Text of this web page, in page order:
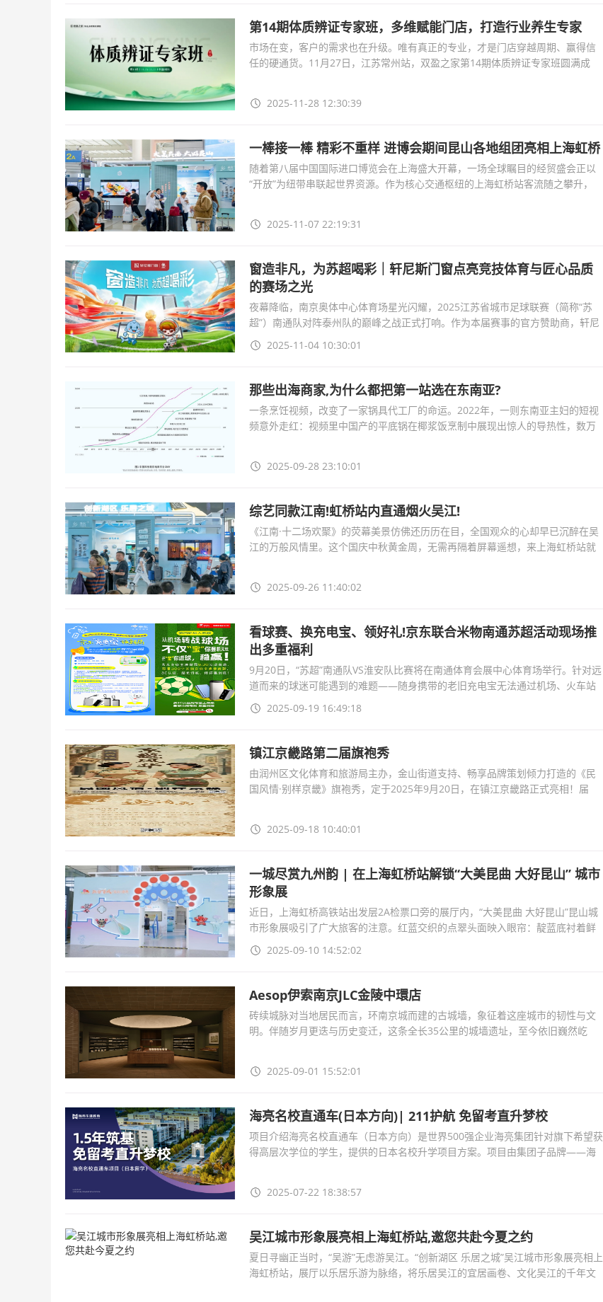
第14期体质辨证专家班，多维赋能门店，打造行业养生专家
市场在变，客户的需求也在升级。唯有真正的专业，才是门店穿越周期、赢得信
任的硬通货。11月27日，江苏常州站，双盈之家第14期体质辨证专家班圆满成
2025-11-28 12:30:39
一棒接一棒 精彩不重样 进博会期间昆山各地组团亮相上海虹桥
随着第八届中国国际进口博览会在上海盛大开幕，一场全球瞩目的经贸盛会正以
“开放”为纽带串联起世界资源。作为核心交通枢纽的上海虹桥站客流随之攀升，
2025-11-07 22:19:31
窗造非凡，为苏超喝彩｜轩尼斯门窗点亮竞技体育与匠心品质
的赛场之光
夜幕降临，南京奥体中心体育场星光闪耀，2025江苏省城市足球联赛（简称“苏
超”）南通队对阵泰州队的巅峰之战正式打响。作为本届赛事的官方赞助商，轩尼
斯门窗以“窗造非凡，为苏超喝彩
2025-11-04 10:30:01
那些出海商家,为什么都把第一站选在东南亚?
一条烹饪视频，改变了一家锅具代工厂的命运。2022年，一则东南亚主妇的短视
频意外走红：视频里中国产的平底锅在椰浆饭烹制中展现出惊人的导热性，数万
2025-09-28 23:10:01
综艺同款江南!虹桥站内直通烟火吴江!
《江南·十二场欢聚》的荧幕美景仿佛还历历在目，全国观众的心却早已沉醉在吴
江的万般风情里。这个国庆中秋黄金周，无需再隔着屏幕遥想，来上海虹桥站就
2025-09-26 11:40:02
看球赛、换充电宝、领好礼!京东联合米物南通苏超活动现场推
出多重福利
9月20日，“苏超”南通队VS淮安队比赛将在南通体育会展中心体育场举行。针对远
道而来的球迷可能遇到的难题——随身携带的老旧充电宝无法通过机场、火车站
安检，京东联合MIIIW米
2025-09-19 16:49:18
镇江京畿路第二届旗袍秀
由润州区文化体育和旅游局主办，金山街道支持、畅享品牌策划倾力打造的《民
国风情·别样京畿》旗袍秀，定于2025年9月20日，在镇江京畿路正式亮相！届
2025-09-18 10:40:01
一城尽赏九州韵 | 在上海虹桥站解锁“大美昆曲 大好昆山” 城市
形象展
近日，上海虹桥高铁站出发层2A检票口旁的展厅内，“大美昆曲 大好昆山”昆山城
市形象展吸引了广大旅客的注意。红蓝交织的点翠头面映入眼帘：靛蓝底衬着鲜
亮红饰，精巧又艳丽，路过的
2025-09-10 14:52:02
Aesop伊索南京JLC金陵中環店
砖续城脉对当地居民而言，环南京城而建的古城墙，象征着这座城市的韧性与文
明。伴随岁月更迭与历史变迁，这条全长35公里的城墙遗址，至今依旧巍然屹
2025-09-01 15:52:01
海亮名校直通车(日本方向)| 211护航 免留考直升梦校
项目介绍海亮名校直通车（日本方向）是世界500强企业海亮集团针对旗下希望获
得高层次学位的学生，提供的日本名校升学项目方案。项目由集团子品牌——海
2025-07-22 18:38:57
吴江城市形象展亮相上海虹桥站,邀您共赴今夏之约
夏日寻幽正当时，“吴游”无虑游吴江。“创新湖区 乐居之城”吴江城市形象展亮相上
海虹桥站，展厅以乐居乐游为脉络，将乐居吴江的宜居画卷、文化吴江的千年文